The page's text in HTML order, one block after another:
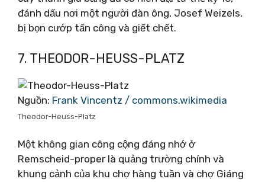
đánh dấu nơi một người đàn ông, Josef Weizels,
bị bọn cướp tấn công và giết chết.
7. THEODOR-HEUSS-PLATZ
Nguồn: Frank Vincentz / commons.wikimedia
Theodor-Heuss-Platz
Một không gian công cộng đáng nhớ ở
Remscheid-proper là quảng trường chính và
khung cảnh của khu chợ hàng tuần và chợ Giáng